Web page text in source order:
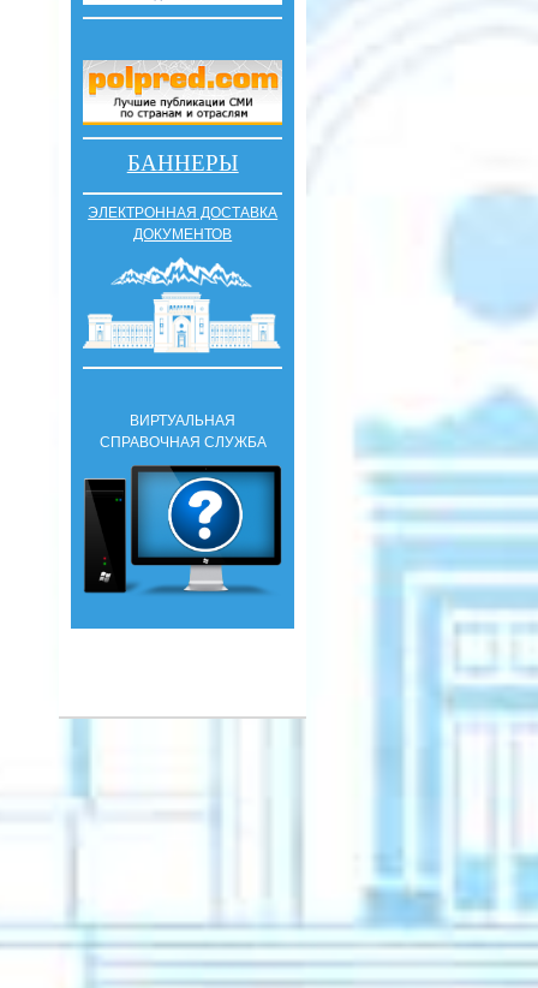
БАННЕРЫ
ЭЛЕКТРОННАЯ ДОСТАВКА
ДОКУМЕНТОВ
ВИРТУАЛЬНАЯ
СПРАВОЧНАЯ СЛУЖБА